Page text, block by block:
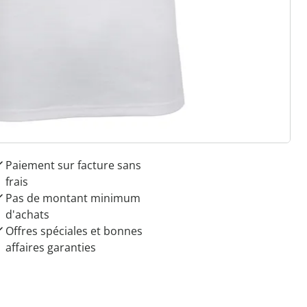
Paiement sur facture sans
frais
Pas de montant minimum
d'achats
Offres spéciales et bonnes
affaires garanties